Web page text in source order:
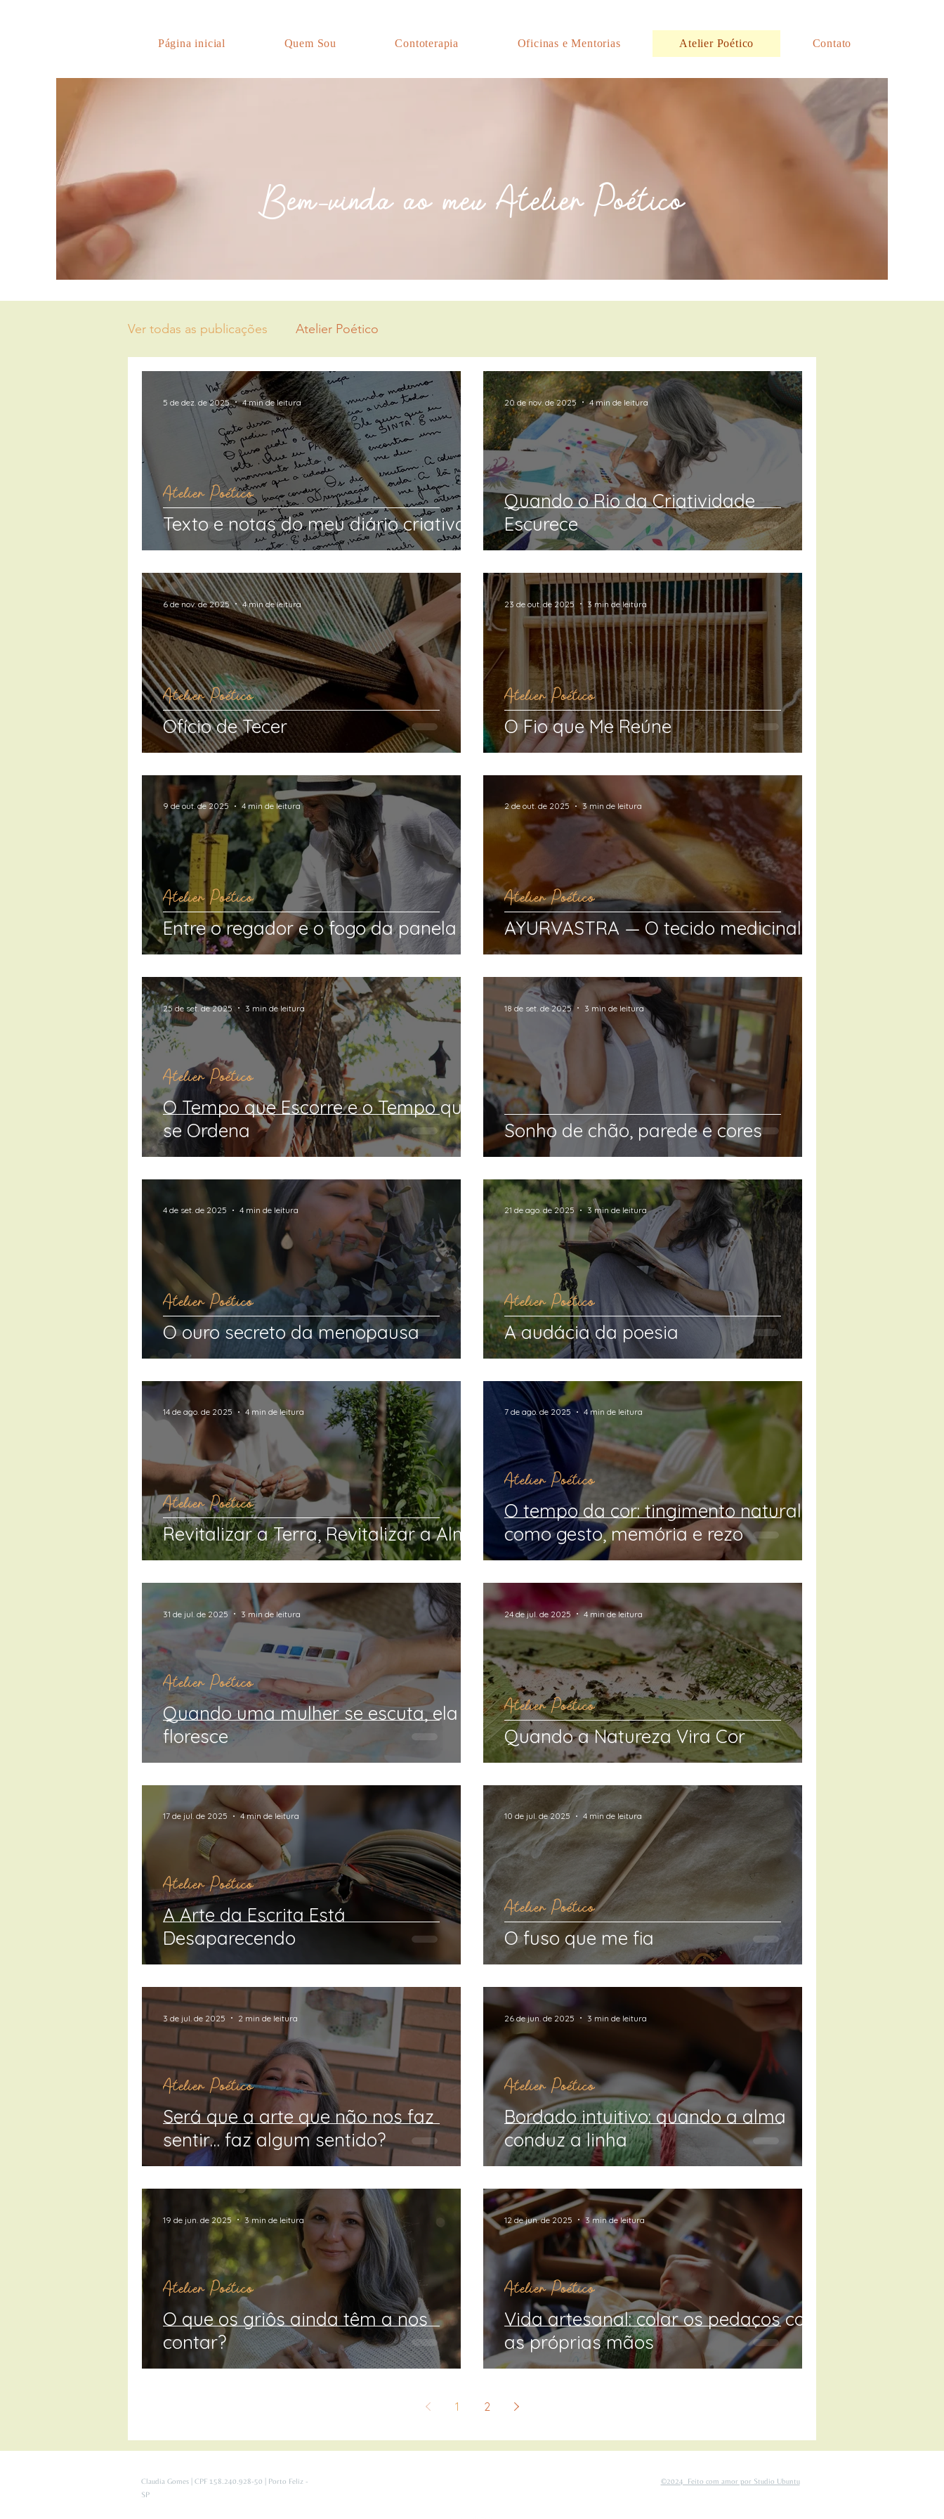
Página inicial Quem Sou Contoterapia Oficinas e Mentorias Atelier Poético Contato
Bem-vinda ao meu Atelier Poético
Ver todas as publicações Atelier Poético
Texto e notas do meu diário criativo.
Atelier Poético
5 de dez. de 2025 4 min de leitura
Quando o Rio da Criatividade
Escurece
20 de nov. de 2025 4 min de leitura
Ofício de Tecer
Atelier Poético
6 de nov. de 2025 4 min de leitura
O Fio que Me Reúne
Atelier Poético
23 de out. de 2025 3 min de leitura
Entre o regador e o fogo da panela
Atelier Poético
9 de out. de 2025 4 min de leitura
AYURVASTRA — O tecido medicinal
Atelier Poético
2 de out. de 2025 3 min de leitura
O Tempo que Escorre e o Tempo que
se Ordena
Atelier Poético
25 de set. de 2025 3 min de leitura
Sonho de chão, parede e cores
18 de set. de 2025 3 min de leitura
O ouro secreto da menopausa
Atelier Poético
4 de set. de 2025 4 min de leitura
A audácia da poesia
Atelier Poético
21 de ago. de 2025 3 min de leitura
Revitalizar a Terra, Revitalizar a Alma
Atelier Poético
14 de ago. de 2025 4 min de leitura
O tempo da cor: tingimento natural
como gesto, memória e rezo
Atelier Poético
7 de ago. de 2025 4 min de leitura
Quando uma mulher se escuta, ela
floresce
Atelier Poético
31 de jul. de 2025 3 min de leitura
Quando a Natureza Vira Cor
Atelier Poético
24 de jul. de 2025 4 min de leitura
A Arte da Escrita Está
Desaparecendo
Atelier Poético
17 de jul. de 2025 4 min de leitura
O fuso que me fia
Atelier Poético
10 de jul. de 2025 4 min de leitura
Será que a arte que não nos faz
sentir… faz algum sentido?
Atelier Poético
3 de jul. de 2025 2 min de leitura
Bordado intuitivo: quando a alma
conduz a linha
Atelier Poético
26 de jun. de 2025 3 min de leitura
O que os griôs ainda têm a nos
contar?
Atelier Poético
19 de jun. de 2025 3 min de leitura
Vida artesanal: colar os pedaços com
as próprias mãos
Atelier Poético
12 de jun. de 2025 3 min de leitura
1 2
Claudia Gomes | CPF 158.240.928-50 | Porto Feliz -
SP
©2024 Feito com amor por Studio Ubuntu